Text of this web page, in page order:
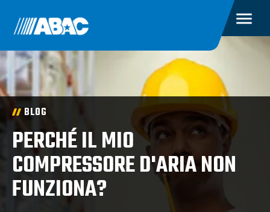
BLOG
PERCHÉ IL MIO
COMPRESSORE D'ARIA NON
FUNZIONA?